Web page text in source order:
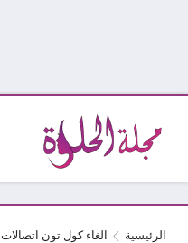
الرئيسية الغاء كول تون اتصالات